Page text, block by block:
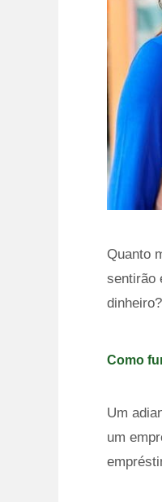
Quanto
sentirão
dinheiro?
Como
Um
um